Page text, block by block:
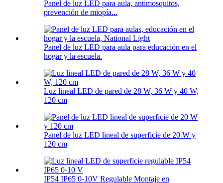
Panel de luz LED para aula, antimosquitos,
prevención de miopía...
Panel de luz LED para aula para educación en el
hogar y la escuela.
Luz lineal LED de pared de 28 W, 36 W y 40 W,
120 cm
Panel de luz LED lineal de superficie de 20 W y
120 cm
IP54 IP65 0-10V Regulable Montaje en